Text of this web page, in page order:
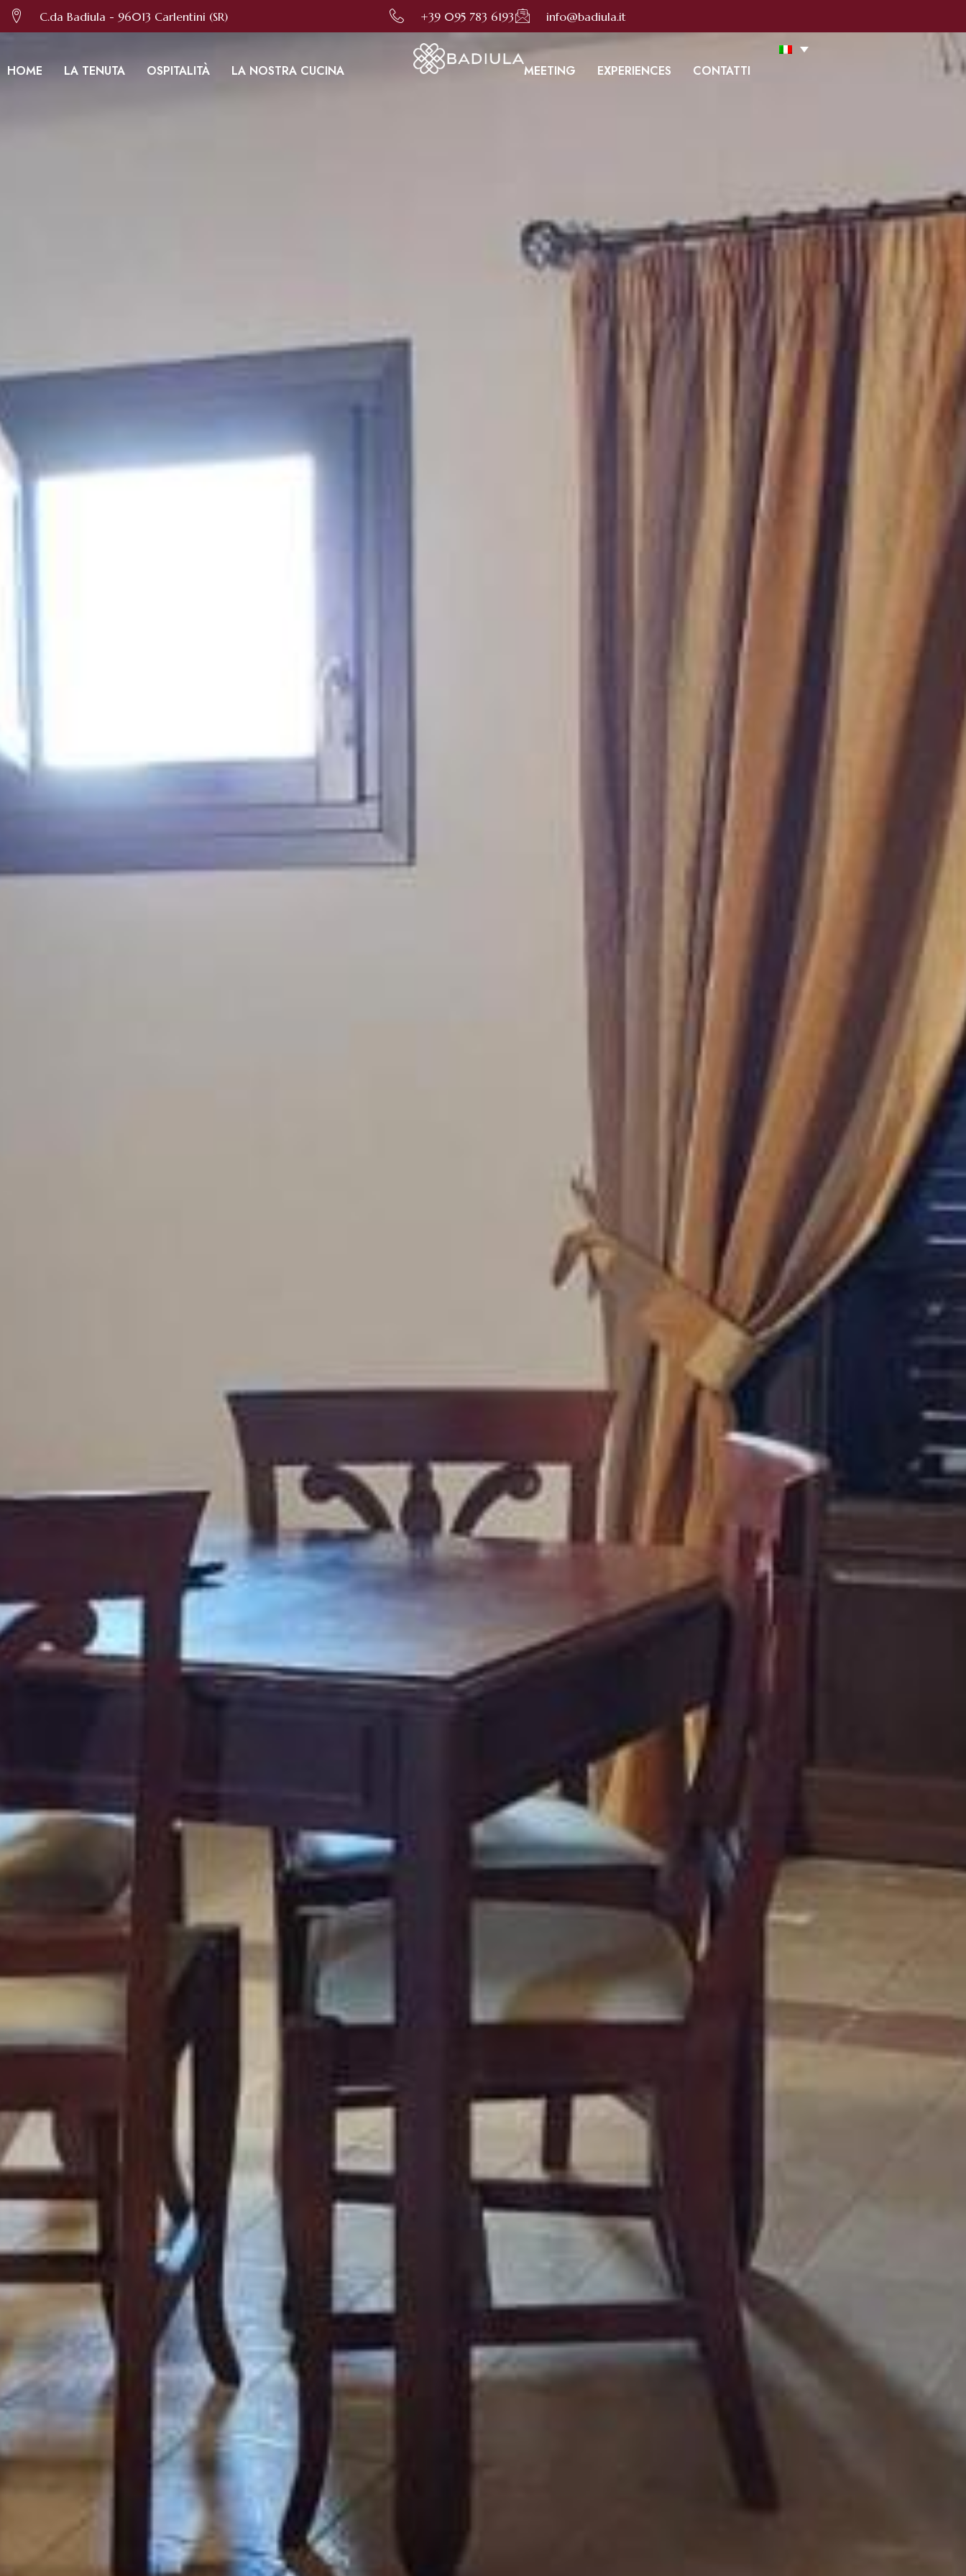
Per offrirti il miglior servizio possibile questo sito utilizza cookies. Usando questo sito acconsenti al loro impiego in conformità alla nostra Cookie Policy
C.da Badiula - 96013 Carlentini (SR) +39 095 783 6193 info@badiula.it
HOME LA TENUTA OSPITALITÀ LA NOSTRA CUCINA MEETING EXPERIENCES CONTATTI